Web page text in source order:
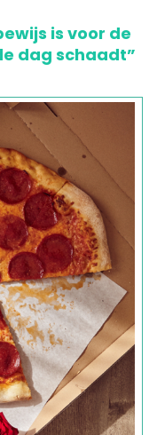
is voor de
dag schaadt”